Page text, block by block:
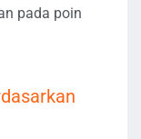
pada poin